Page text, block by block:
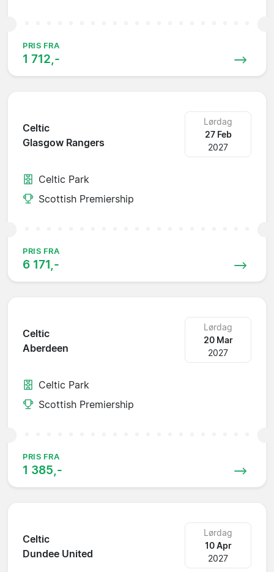
PRIS FRA
1 712,-
Celtic
Glasgow Rangers
Lørdag
27 Feb
2027
Celtic Park
Scottish Premiership
PRIS FRA
6 171,-
Celtic
Aberdeen
Lørdag
20 Mar
2027
Celtic Park
Scottish Premiership
PRIS FRA
1 385,-
Celtic
Dundee United
Lørdag
10 Apr
2027